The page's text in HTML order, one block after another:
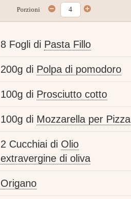
Porzioni
8 Fogli di Pasta Fillo
200g di Polpa di pomodoro
100g di Prosciutto cotto
100g di Mozzarella per Pizza
2 Cucchiai di Olio
extravergine di oliva
Origano